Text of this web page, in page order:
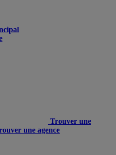
Trouver une
une agence